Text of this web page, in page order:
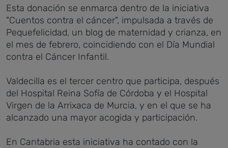
Esta donación se enmarca dentro de la iniciativa
"Cuentos contra el cáncer", impulsada a través de
Pequefelicidad, un blog de maternidad y crianza, en
el mes de febrero, coincidiendo con el Día Mundial
contra el Cáncer Infantil.
Valdecilla es el tercer centro que participa, después
del Hospital Reina Sofía de Córdoba y el Hospital
Virgen de la Arrixaca de Murcia, y en el que se ha
alcanzado una mayor acogida y participación.
En Cantabria esta iniciativa ha contado con la